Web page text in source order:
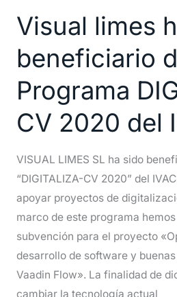
Visual limes
beneficiario
Programa
CV 2020 del
VISUAL LIMES SL ha sido
“DIGITALIZA-CV 2020” del
apoyar proyectos de
marco de este programa
subvención para el proyecto
desarrollo de software y
Vaadin Flow». La finalidad de
cambiar la tecnología actual
ha
beneficiario
del
Programa
DIGITALIZA-
2020
del
IVACE